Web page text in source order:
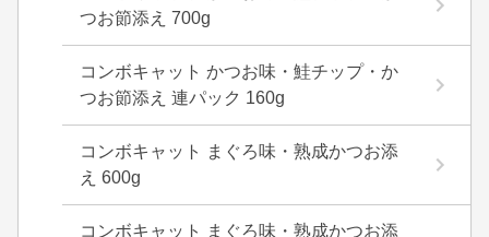
つお節添え 700g
コンボキャット かつお味・鮭チップ・か
つお節添え 連パック 160g
コンボキャット まぐろ味・熟成かつお添
え 600g
コンボキャット まぐろ味・熟成かつお添